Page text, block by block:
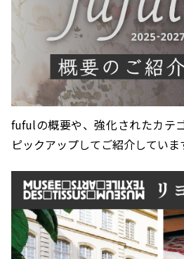
fufulの概要や、強化されたカテ
ピックアップしてご紹介していま